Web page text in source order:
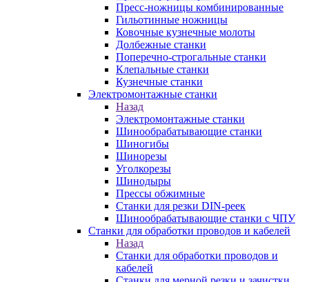
Пресс-ножницы комбинированные
Гильотинные ножницы
Ковочные кузнечные молоты
Долбежные станки
Поперечно-строгальные станки
Клепальные станки
Кузнечные станки
Электромонтажные станки
Назад
Электромонтажные станки
Шинообрабатывающие станки
Шиногибы
Шинорезы
Уголкорезы
Шинодыры
Прессы обжимные
Станки для резки DIN-реек
Шинообрабатывающие станки с ЧПУ
Станки для обработки проводов и кабелей
Назад
Станки для обработки проводов и
кабелей